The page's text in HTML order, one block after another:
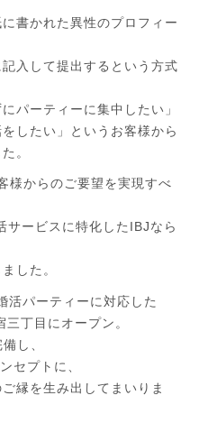
書かれた異性のプロフィー
入して提出するという方式
パーティーに集中したい」
したい」というお客様から
。
様からのご要望を実現すべ
サービスに特化したIBJなら
した。
活パーティーに対応した
三丁目にオープン。
し、
セプトに、
縁を生み出してまいりま